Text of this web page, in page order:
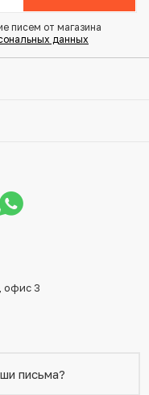
писем от магазина
данных
офис 3
письма?